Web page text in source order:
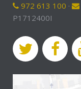
972 613 100 ·
P1712400I